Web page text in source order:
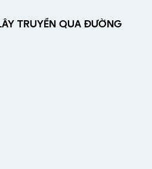
TRUYỀN QUA ĐƯỜNG